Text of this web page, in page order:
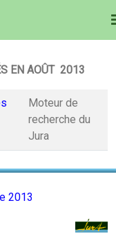
EN AOÛT 2013
Moteur de
recherche du
Jura
2013